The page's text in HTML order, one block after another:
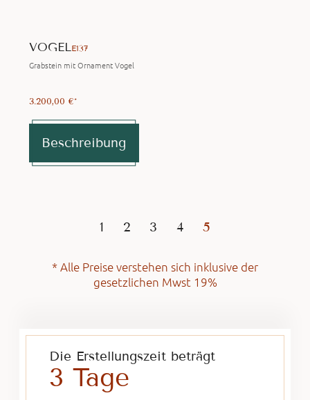
VOGELE137
Grabstein mit Ornament Vogel
3.200,00 €*
Beschreibung
1 2 3 4 5
* Alle Preise verstehen sich inklusive der
gesetzlichen Mwst 19%
Die Erstellungszeit beträgt
3 Tage